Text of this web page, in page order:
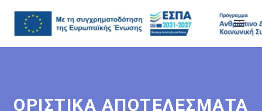
ΟΡΙΣΤΙΚΑ ΑΠΟΤΕΛΕΣΜΑΤΑ